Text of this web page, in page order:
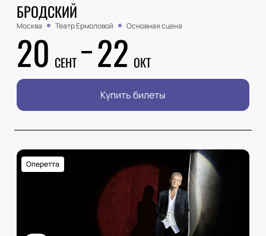
БРОДСКИЙ
Москва Театр Ермоловой Основная сцена
20 СЕНТ 22 ОКТ
Купить билеты
Оперетта